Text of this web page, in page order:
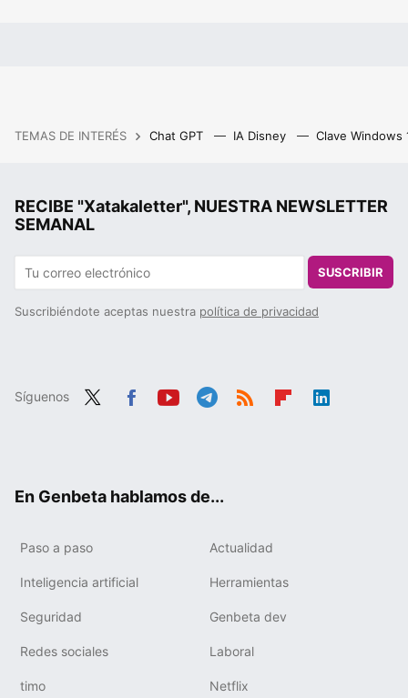
TEMAS DE INTERÉS Chat GPT IA Disney Clave Windows
RECIBE "Xatakaletter", NUESTRA NEWSLETTER
SEMANAL
SUSCRIBIR
Suscribiéndote aceptas nuestra política de privacidad
Síguenos
En Genbeta hablamos de...
Paso a paso Actualidad
Inteligencia artificial Herramientas
Seguridad Genbeta dev
Redes sociales Laboral
timo Netflix